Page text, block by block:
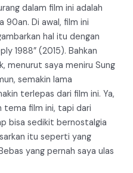
dalam film ini adalah
90an. Di awal, film ini
hal itu dengan
1988” (2015). Bahkan
menurut saya meniru Sung
semakin lama
terlepas dari film ini. Ya,
tema film ini, tapi dari
bisa sedikit bernostalgia
itu seperti yang
yang pernah saya ulas